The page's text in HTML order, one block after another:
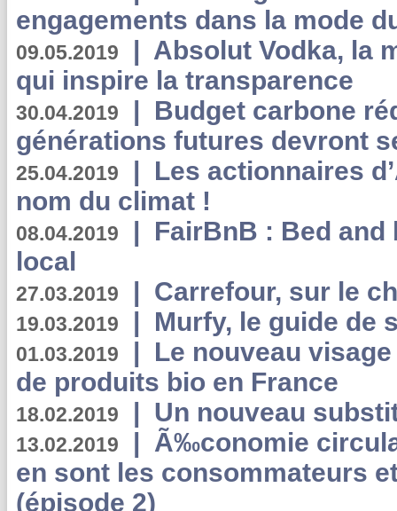
engagements dans la mode
09.05.2019 | Absolut Vodka, la
qui inspire la transparence
30.04.2019 | Budget carbone
générations futures devront
25.04.2019 | Les actionnaires
nom du climat !
08.04.2019 | FairBnB : Bed
local
27.03.2019 | Carrefour, sur le
19.03.2019 | Murfy, le guide de
01.03.2019 | Le nouveau
de produits bio en France
18.02.2019 | Un nouveau
13.02.2019 | Ã‰conomie
en sont les consommateurs
(épisode 2)